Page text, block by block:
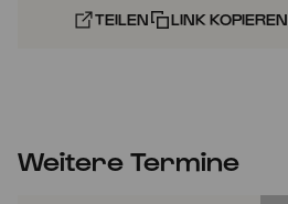
TEILEN LINK KOPIEREN
Weitere Termine